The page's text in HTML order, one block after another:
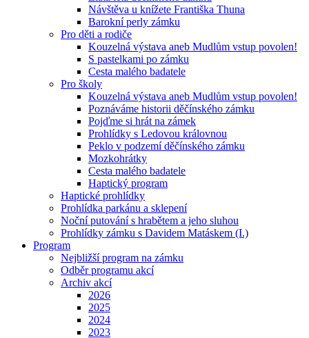
Návštěva u knížete Františka Thuna
Barokní perly zámku
Pro děti a rodiče
Kouzelná výstava aneb Mudlům vstup povolen!
S pastelkami po zámku
Cesta malého badatele
Pro školy
Kouzelná výstava aneb Mudlům vstup povolen!
Poznáváme historii děčínského zámku
Pojďme si hrát na zámek
Prohlídky s Ledovou královnou
Peklo v podzemí děčínského zámku
Mozkohrátky
Cesta malého badatele
Haptický program
Haptické prohlídky
Prohlídka parkánu a sklepení
Noční putování s hrabětem a jeho sluhou
Prohlídky zámku s Davidem Matáskem (I.)
Program
Nejbližší program na zámku
Odběr programu akcí
Archiv akcí
2026
2025
2024
2023